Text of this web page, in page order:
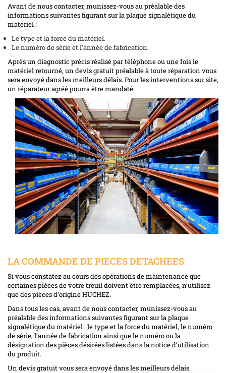
Avant de nous contacter, munissez-vous au préalable des
informations suivantes figurant sur la plaque signalétique du
matériel :
Le type et la force du matériel.
Le numéro de série et l’année de fabrication.
Après un diagnostic précis réalisé par téléphone ou une fois le
matériel retourné, un devis gratuit préalable à toute réparation vous
sera envoyé dans les meilleurs délais. Pour les interventions sur site,
un réparateur agréé pourra être mandaté.
LA COMMANDE DE PIECES DETACHEES
Si vous constatez au cours des opérations de maintenance que
certaines pièces de votre treuil doivent être remplacées, n’utilisez
que des pièces d’origine HUCHEZ.
Dans tous les cas, avant de nous contacter, munissez-vous au
préalable des informations suivantes figurant sur la plaque
signalétique du matériel : le type et la force du matériel, le numéro
de série, l’année de fabrication ainsi que le numéro ou la
désignation des pièces désirées listées dans la notice d’utilisation
du produit.
Un devis gratuit vous sera envoyé dans les meilleurs délais.